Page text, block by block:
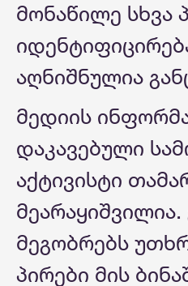
მონაწილე სხვა
აღნიშნულია
მედიის
დაკავებული
აქტივისტი
მეარაყიშვილია.
მეგობრებს
პირები მის